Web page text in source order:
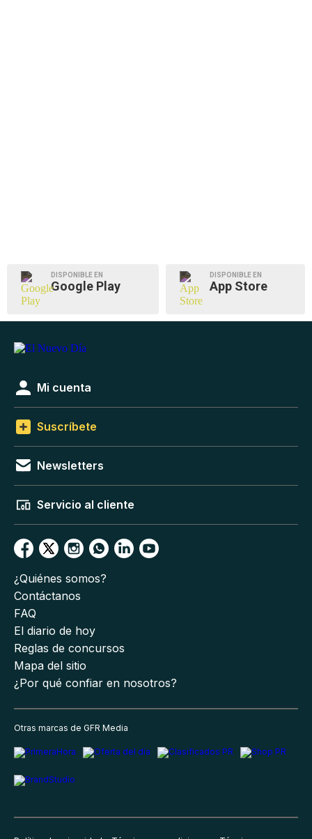
DISPONIBLE EN
Google Play
DISPONIBLE EN
App Store
Mi cuenta
Suscríbete
Newsletters
Servicio al cliente
¿Quiénes somos?
Contáctanos
FAQ
El diario de hoy
Reglas de concursos
Mapa del sitio
¿Por qué confiar en nosotros?
Otras marcas de GFR Media